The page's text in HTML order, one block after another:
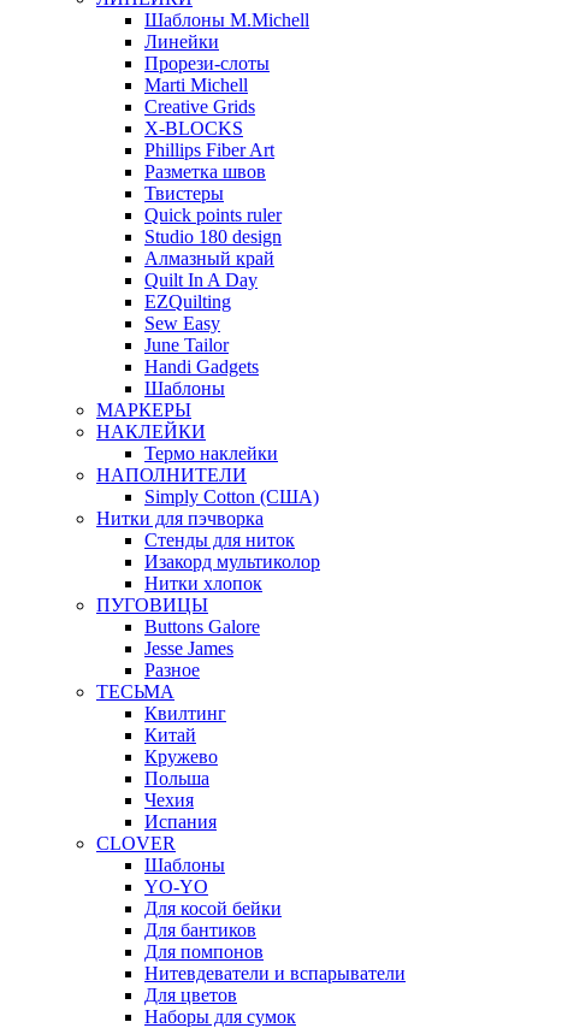
Шаблоны M.Michell
Линейки
Прорези-слоты
Marti Michell
Creative Grids
X-BLOCKS
Phillips Fiber Art
Разметка швов
Твистеры
Quick points ruler
Studio 180 design
Алмазный край
Quilt In A Day
EZQuilting
Sew Easy
June Tailor
Handi Gadgets
Шаблоны
МАРКЕРЫ
НАКЛЕЙКИ
Термо наклейки
НАПОЛНИТЕЛИ
Simply Cotton (США)
Нитки для пэчворка
Стенды для ниток
Изакорд мультиколор
Нитки хлопок
ПУГОВИЦЫ
Buttons Galore
Jesse James
Разное
ТЕСЬМА
Квилтинг
Китай
Кружево
Польша
Чехия
Испания
CLOVER
Шаблоны
YO-YO
Для косой бейки
Для бантиков
Для помпонов
Нитевдеватели и вспарыватели
Для цветов
Наборы для сумок